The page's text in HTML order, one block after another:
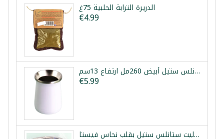
الدريرة الترابة الحلبية 75غ
€4.99
كوب متة حراري ستانلس ستيل أبيض 260مل ارتفاع 13سم
€5.99
شطاف تواليت ستانلس ستيل بقلب نحاس فيستا